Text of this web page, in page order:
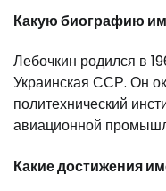
Какую биографию
Лебочкин родился в
Украинская ССР. Он
политехнический
авиационной
Какие достижения